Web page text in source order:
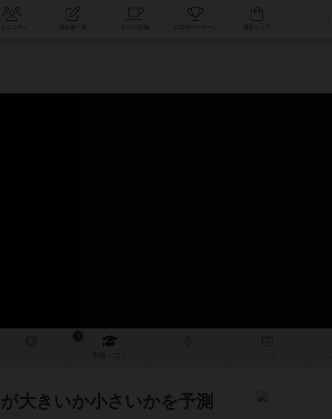
コミュニティ 人気ボードゲーム
戦略
大きいか小さいかを予測